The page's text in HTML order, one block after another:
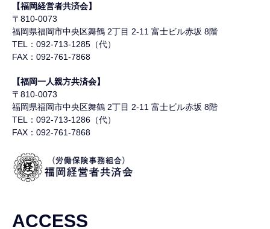
【福岡経営者共済会】
〒810-0073
福岡県福岡市中央区舞鶴 2丁目 2-11 富士ビル赤坂 8階
TEL：092-713-1285（代）
FAX：092-761-7868
【福岡一人親方共済会】
〒810-0073
福岡県福岡市中央区舞鶴 2丁目 2-11 富士ビル赤坂 8階
TEL：092-713-1286（代）
FAX：092-761-7868
ACCESS